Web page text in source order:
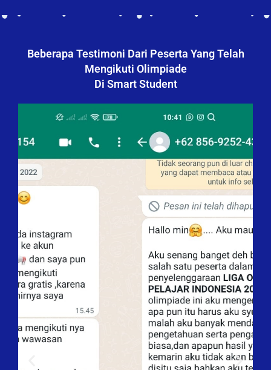
Beberapa Testimoni Dari Peserta Yang Telah
Mengikuti Olimpiade
Di Smart Student